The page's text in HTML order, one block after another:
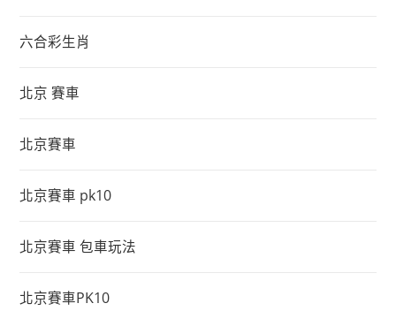
六合彩生肖
北京 賽車
北京賽車
北京賽車 pk10
北京賽車 包車玩法
北京賽車PK10